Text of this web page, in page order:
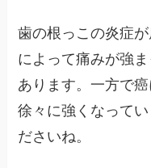
歯の根っこの炎症
によって痛みが強
あります。一方で
徐々に強くなって
ださいね。